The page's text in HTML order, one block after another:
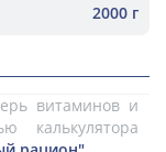
2000 г
витаминов и